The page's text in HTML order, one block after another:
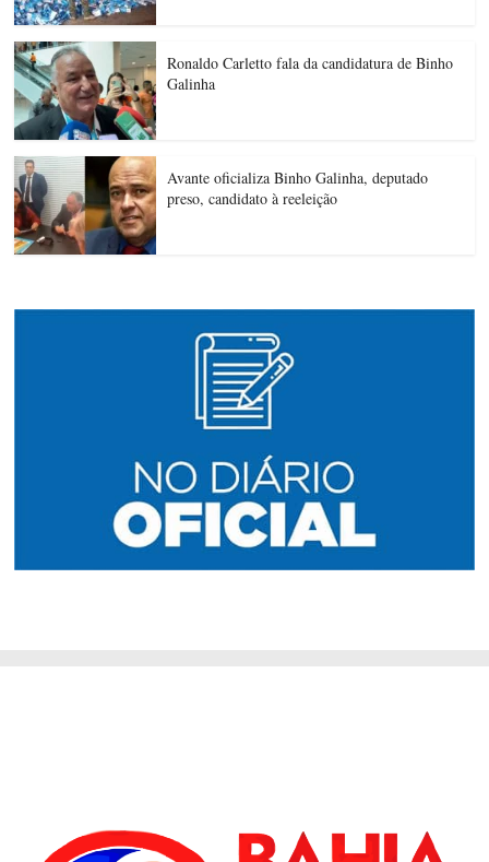
Ronaldo Carletto fala da candidatura de Binho
Galinha
Avante oficializa Binho Galinha, deputado
preso, candidato à reeleição